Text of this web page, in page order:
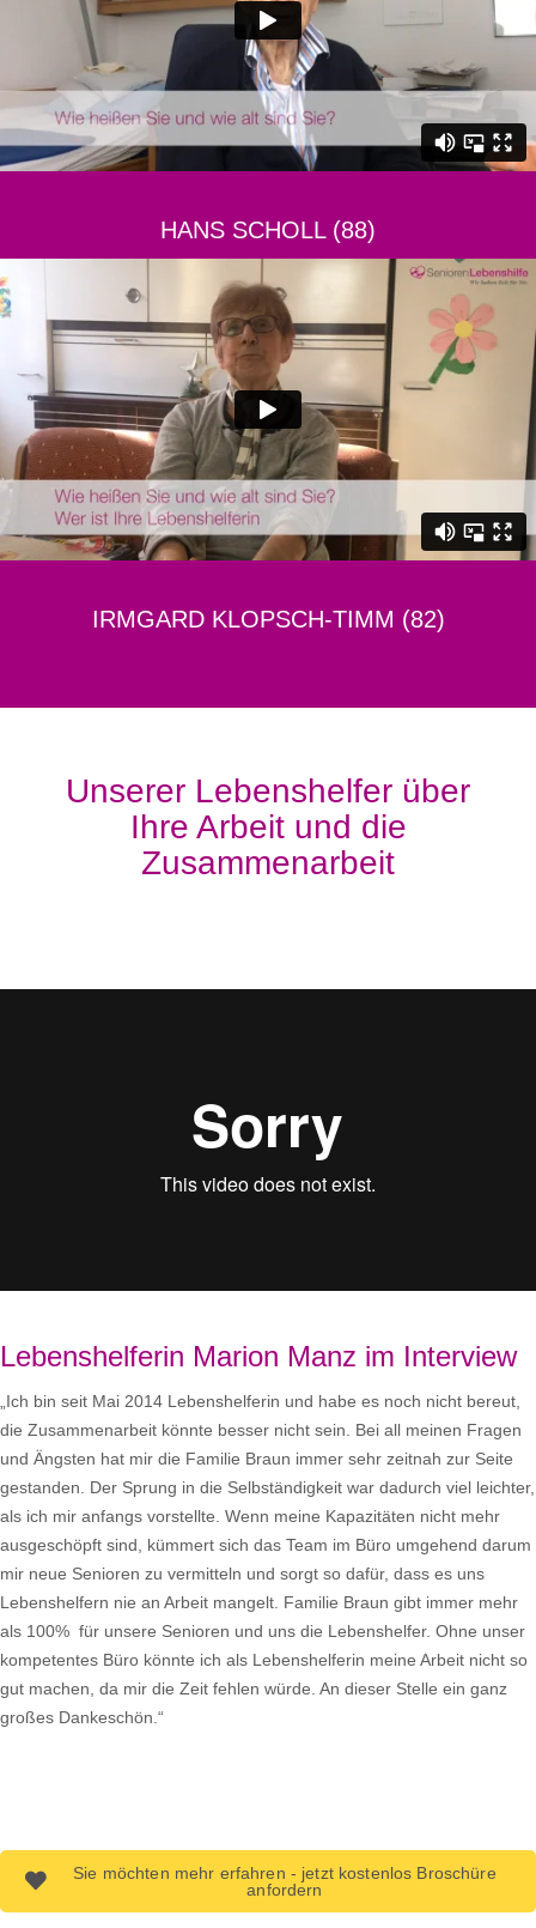
HANS SCHOLL (88)
IRMGARD KLOPSCH-TIMM (82)
Unserer Lebenshelfer über
Ihre Arbeit und die
Zusammenarbeit
Lebenshelferin Marion Manz im Interview
„Ich bin seit Mai 2014 Lebenshelferin und habe es noch nicht bereut,
die Zusammenarbeit könnte besser nicht sein. Bei all meinen Fragen
und Ängsten hat mir die Familie Braun immer sehr zeitnah zur Seite
gestanden. Der Sprung in die Selbständigkeit war dadurch viel leichter,
als ich mir anfangs vorstellte. Wenn meine Kapazitäten nicht mehr
ausgeschöpft sind, kümmert sich das Team im Büro umgehend darum
mir neue Senioren zu vermitteln und sorgt so dafür, dass es uns
Lebenshelfern nie an Arbeit mangelt. Familie Braun gibt immer mehr
als 100% für unsere Senioren und uns die Lebenshelfer. Ohne unser
kompetentes Büro könnte ich als Lebenshelferin meine Arbeit nicht so
gut machen, da mir die Zeit fehlen würde. An dieser Stelle ein ganz
großes Dankeschön.“
Sie möchten mehr erfahren - jetzt kostenlos Broschüre
anfordern